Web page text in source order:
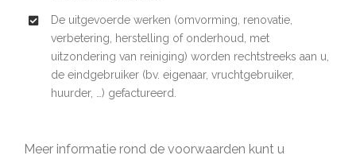
De uitgevoerde werken (omvorming, renovatie,
verbetering, herstelling of onderhoud, met
uitzondering van reiniging) worden rechtstreeks aan u,
de eindgebruiker (bv. eigenaar, vruchtgebruiker,
huurder, …) gefactureerd.
Meer informatie rond de voorwaarden kunt u